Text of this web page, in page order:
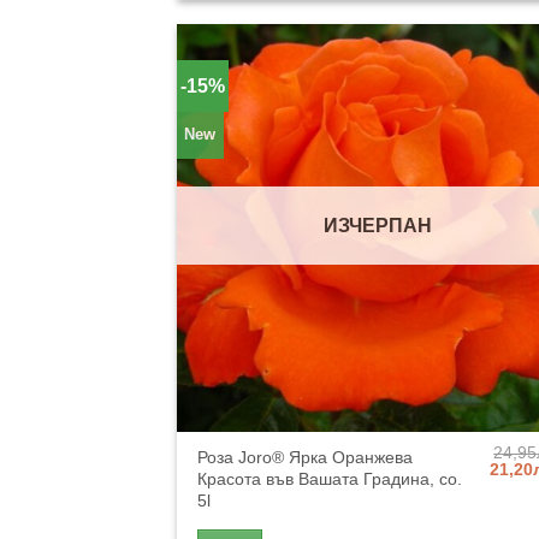
-15%
New
ИЗЧЕРПАН
Роза Joro® Ярка Оранжева
Красота във Вашата Градина, co.
5l
24,95
price
21,20